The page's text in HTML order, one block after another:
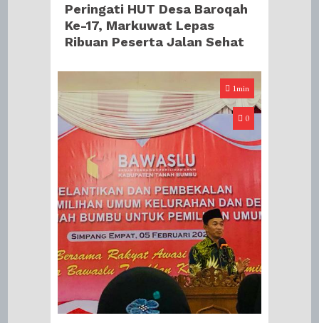
Peringati HUT Desa Baroqah
Ke-17, Markuwat Lepas
Ribuan Peserta Jalan Sehat
1min
0